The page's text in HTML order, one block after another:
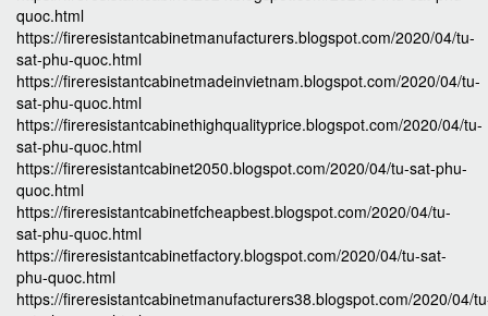
quoc.html
https://fireresistantcabinetmanufacturers.blogspot.com/2020/04/tu-
sat-phu-quoc.html
https://fireresistantcabinetmadeinvietnam.blogspot.com/2020/04/tu-
sat-phu-quoc.html
https://fireresistantcabinethighqualityprice.blogspot.com/2020/04/tu-
sat-phu-quoc.html
https://fireresistantcabinet2050.blogspot.com/2020/04/tu-sat-phu-
quoc.html
https://fireresistantcabinetfcheapbest.blogspot.com/2020/04/tu-
sat-phu-quoc.html
https://fireresistantcabinetfactory.blogspot.com/2020/04/tu-sat-
phu-quoc.html
https://fireresistantcabinetmanufacturers38.blogspot.com/2020/04/